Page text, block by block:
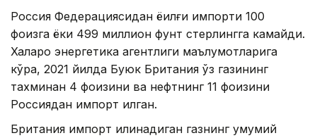
Россия Федерациясидан ёқилғи импорти 100
фоизга ёки 499 миллион фунт стерлингга камайди.
Халқаро энергетика агентлиги маълумотларига
кўра, 2021 йилда Буюк Британия ўз газининг
тахминан 4 фоизини ва нефтнинг 11 фоизини
Россиядан импорт қилган.
Британия импорт қилинадиган газнинг умумий